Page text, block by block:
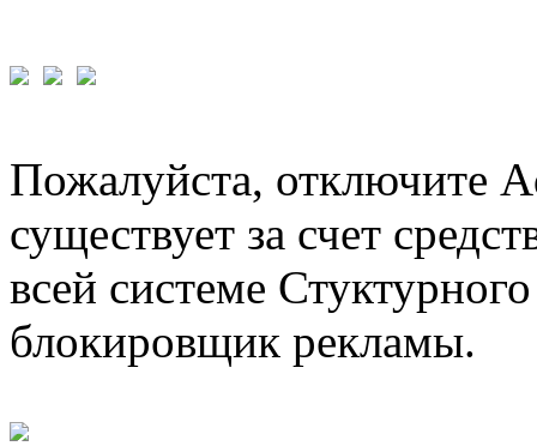
Пожалуйста, отключите
существует за счет
всей системе
блокировщик рекламы.